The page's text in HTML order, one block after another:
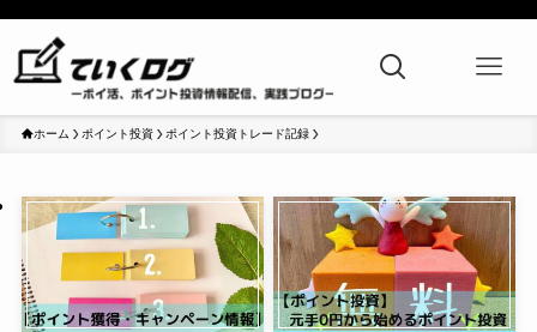
ホーム ポイント投資 ポイント投資トレード記録